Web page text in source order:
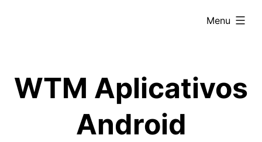
WTM Aplicativos
Android
Menu
expanded